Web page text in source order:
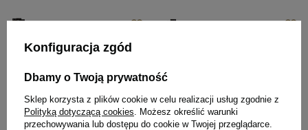
Mokra karma dla kota Dolina
Noteci Premium Sterilised danie
tuńczyka 85 g gratis
47,37 zł 55,73 zł / kg
z tuńczyka 85 g gratis
66,70 zł
Konfiguracja zgód
Dbamy o Twoją prywatność
Sklep korzysta z plików cookie w celu realizacji usług zgodnie z
Polityką dotyczącą cookies . Możesz określić warunki
przechowywania lub dostępu do cookie w Twojej przeglądarce.